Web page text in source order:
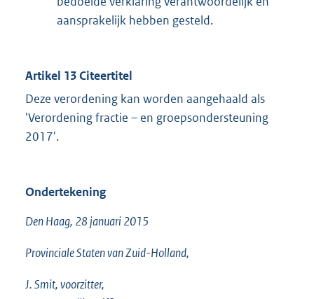
aansprakelijk hebben gesteld.
Artikel 13 Citeertitel
Deze verordening kan worden aangehaald als
'Verordening fractie – en groepsondersteuning
2017'.
Ondertekening
Den Haag, 28 januari 2015
Provinciale Staten van Zuid-Holland,
J. Smit, voorzitter,